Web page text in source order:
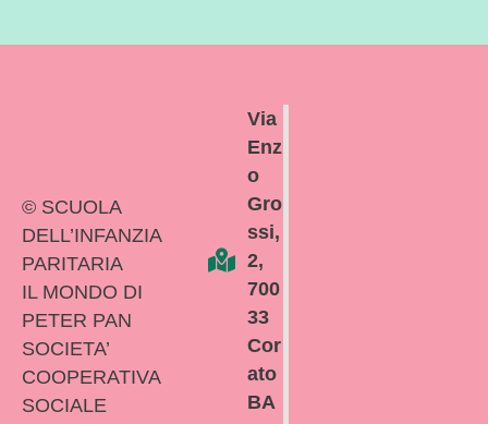
© SCUOLA
DELL’INFANZIA
PARITARIA
IL MONDO DI
PETER PAN
SOCIETA’
COOPERATIVA
SOCIALE
Via
Enz
o
Gro
ssi,
2,
700
33
Cor
ato
BA